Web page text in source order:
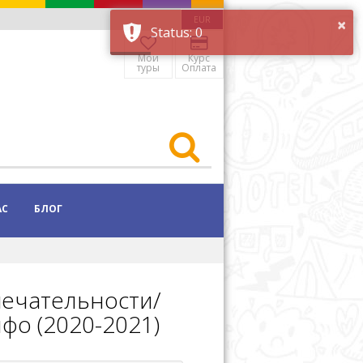
EUR
Мои
туры
Курс
Оплата
БЛОГ
(2020-2021)
×
Status: 0